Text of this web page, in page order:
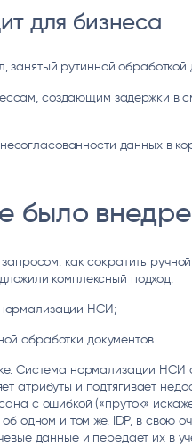
для бизнеса
занятый рутинной обработкой
создающим задержки в
данных в
было
как сократить
комплексный подход:
НСИ;
обработки документов.
Система нормализации НСИ
атрибуты и подтягивает
с ошибкой («пруток»
одном и том же. IDP, в свою
данные и передает их в